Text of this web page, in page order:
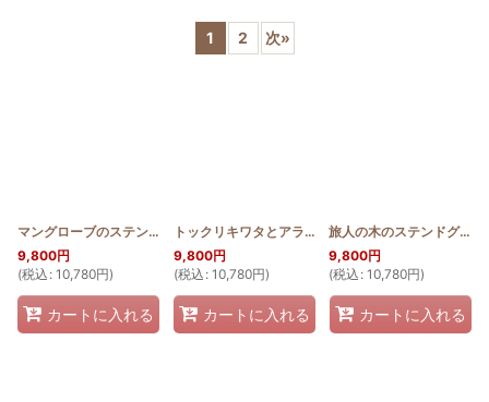
1 2 次»
マングローブのステンドグラスキルトタペストリー50cm×80cm [
9,800円
(税込 : 10,780円)
カートに入れる
トックリキワタとアラマンダのステンドグラスキルトタペストリー50cm×80cm
9,800円
(税込 : 10,780円)
カートに入れる
旅人の木のステンドグラスキルトタペストリー50cm×80cm
9,800円
(税込 : 10,780円)
カートに入れる